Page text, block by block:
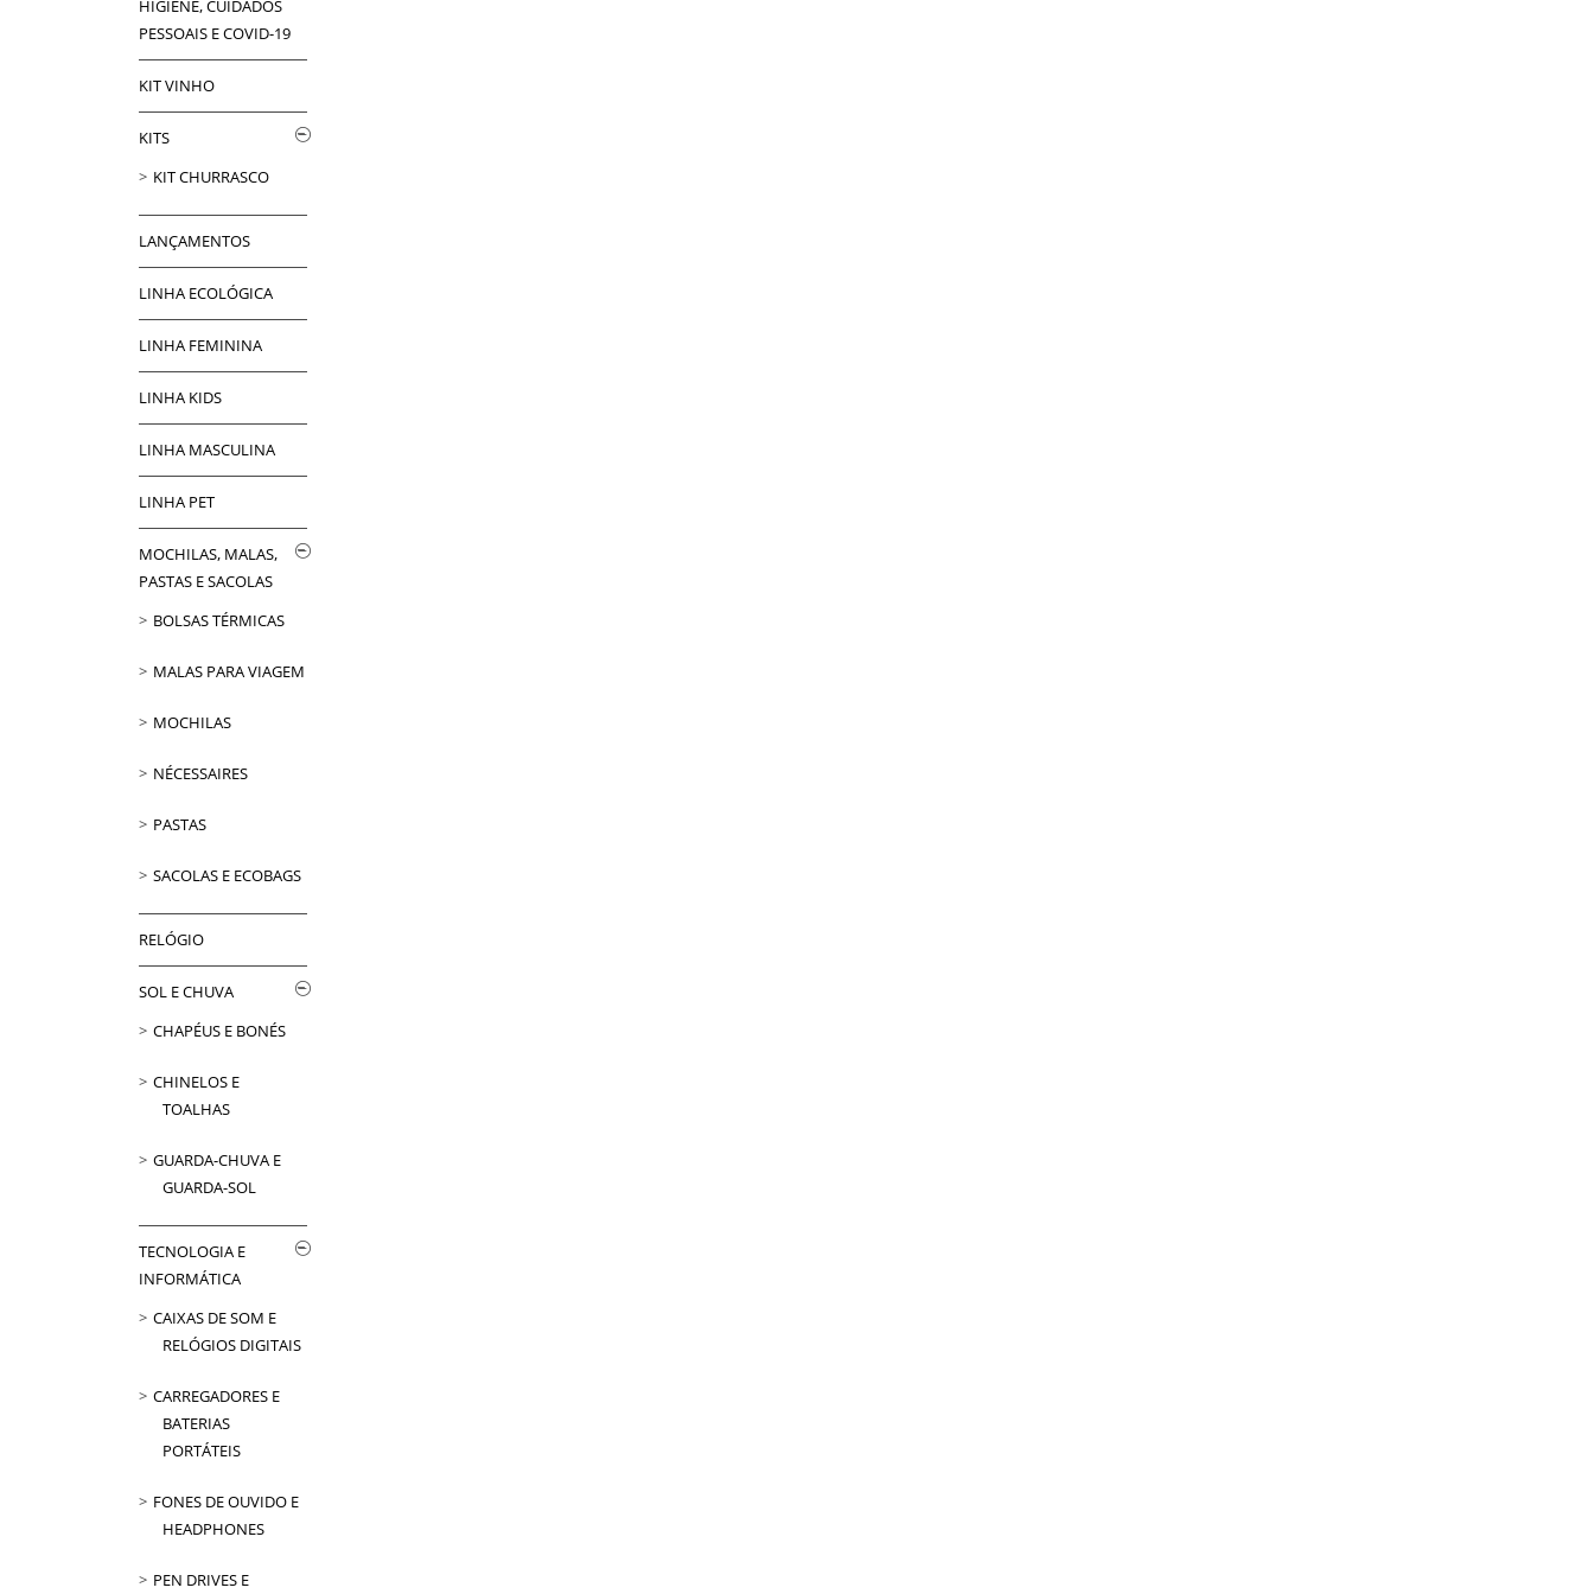
HIGIENE, CUIDADOS
PESSOAIS E COVID-19
KIT VINHO
KITS
KIT CHURRASCO
LANÇAMENTOS
LINHA ECOLÓGICA
LINHA FEMININA
LINHA KIDS
LINHA MASCULINA
LINHA PET
MOCHILAS, MALAS,
PASTAS E SACOLAS
BOLSAS TÉRMICAS
MALAS PARA VIAGEM
MOCHILAS
NÉCESSAIRES
PASTAS
SACOLAS E ECOBAGS
RELÓGIO
SOL E CHUVA
CHAPÉUS E BONÉS
CHINELOS E
TOALHAS
GUARDA-CHUVA E
GUARDA-SOL
TECNOLOGIA E
INFORMÁTICA
CAIXAS DE SOM E
RELÓGIOS DIGITAIS
CARREGADORES E
BATERIAS
PORTÁTEIS
FONES DE OUVIDO E
HEADPHONES
PEN DRIVES E